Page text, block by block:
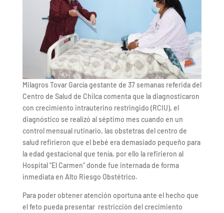
Milagros Tovar García gestante de 37 semanas referida del
Centro de Salud de Chilca comenta que la diagnosticaron
con crecimiento intrauterino restringido (RCIU), el
diagnóstico se realizó al séptimo mes cuando en un
control mensual rutinario, las obstetras del centro de
salud refirieron que el bebé era demasiado pequeño para
la edad gestacional que tenía, por ello la refirieron al
Hospital “El Carmen” donde fue internada de forma
inmediata en Alto Riesgo Obstétrico.
Para poder obtener atención oportuna ante el hecho que
el feto pueda presentar restricción del crecimiento